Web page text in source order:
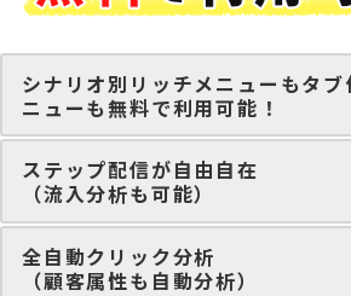
シナリオ別リッチメニューもタ
ニューも無料で利用可能！
ステップ配信が自由自在
（流入分析も可能）
全自動クリック分析
（顧客属性も自動分析）